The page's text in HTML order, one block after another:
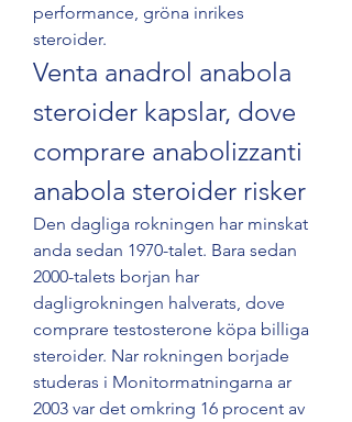
performance, gröna inrikes
steroider.
Venta anadrol anabola
steroider kapslar, dove
comprare anabolizzanti
anabola steroider risker
Den dagliga rokningen har minskat
anda sedan 1970-talet. Bara sedan
2000-talets borjan har
dagligrokningen halverats, dove
comprare testosterone köpa billiga
steroider. Nar rokningen borjade
studeras i Monitormatningarna ar
2003 var det omkring 16 procent av